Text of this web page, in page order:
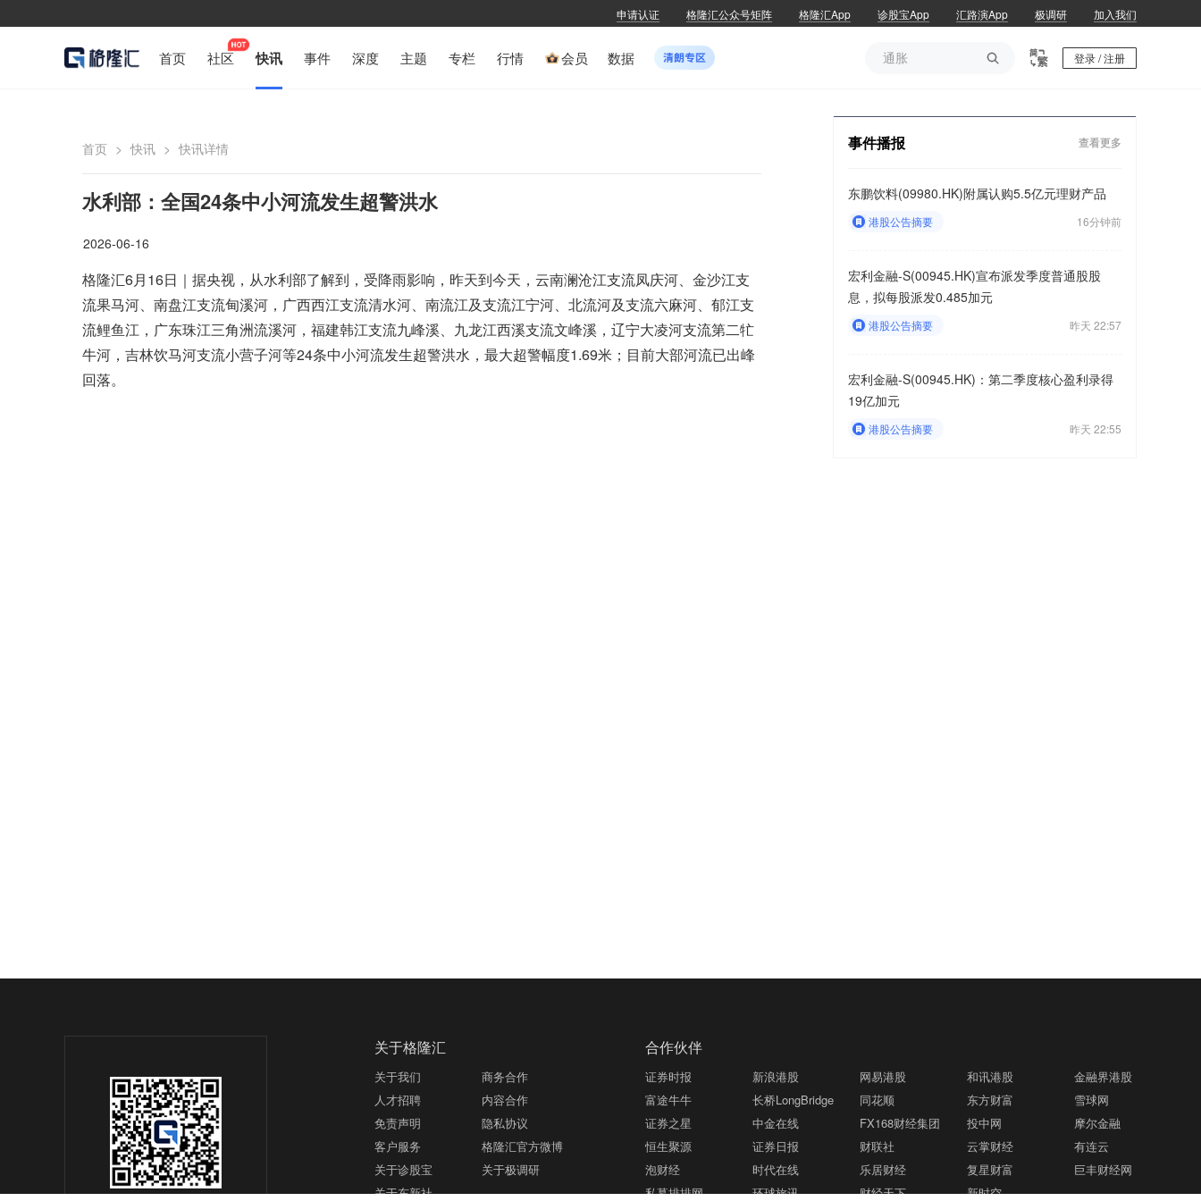
申请认证 格隆汇公众号矩阵 格隆汇App 诊股宝App 汇路演App 极调研 加入我们
首页 社区 快讯 事件 深度 主题 专栏 行情 会员 数据 
通胀
登录 / 注册
首页 > 快讯 > 快讯详情
水利部：全国24条中小河流发生超警洪水
2026-06-16
格隆汇6月16日｜据央视，从水利部了解到，受降雨影响，昨天到今天，云南澜沧江支流凤庆河、金沙江支
流果马河、南盘江支流甸溪河，广西西江支流清水河、南流江及支流江宁河、北流河及支流六麻河、郁江支
流鲤鱼江，广东珠江三角洲流溪河，福建韩江支流九峰溪、九龙江西溪支流文峰溪，辽宁大凌河支流第二牤
牛河，吉林饮马河支流小营子河等24条中小河流发生超警洪水，最大超警幅度1.69米；目前大部河流已出峰
回落。
事件播报 查看更多
东鹏饮料(09980.HK)附属认购5.5亿元理财产品
港股公告摘要 16分钟前
宏利金融-S(00945.HK)宣布派发季度普通股股
息，拟每股派发0.485加元
港股公告摘要 昨天 22:57
宏利金融-S(00945.HK)：第二季度核心盈利录得
19亿加元
港股公告摘要 昨天 22:55
关于格隆汇
关于我们
商务合作
人才招聘
内容合作
免责声明
隐私协议
客户服务
格隆汇官方微博
关于诊股宝
关于极调研
关于东新社
合作伙伴
证券时报 新浪港股 网易港股 和讯港股
金融界港股
富途牛牛
长桥LongBridge 同花顺 东方财富
雪球网
证券之星
中金在线 FX168财经集团 投中网
摩尔金融
恒生聚源
证券日报 财联社 云掌财经
有连云
泡财经
时代在线 乐居财经 复星财富
巨丰财经网
私募排排网
环球旅讯 财经天下 新时空